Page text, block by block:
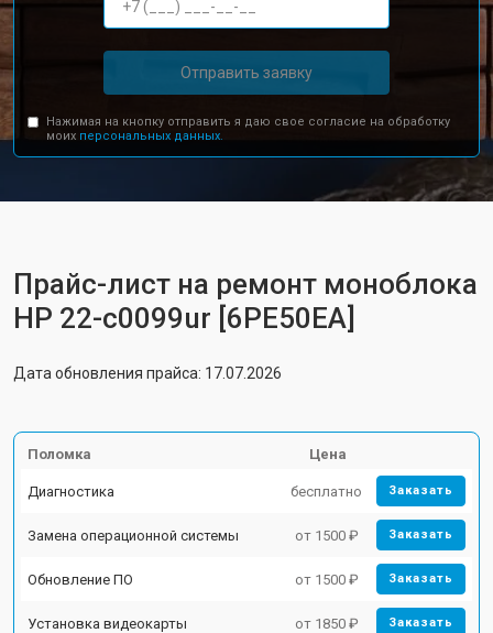
Отправить заявку
Нажимая на кнопку отправить я даю свое согласие на обработку
моих персональных данных.
Прайс-лист на ремонт моноблока
HP 22-c0099ur [6PE50EA]
Дата обновления прайса: 17.07.2026
Поломка Цена
Диагностика бесплатно Заказать
Замена операционной системы от 1500 ₽ Заказать
Обновление ПО от 1500 ₽ Заказать
Установка видеокарты от 1850 ₽ Заказать